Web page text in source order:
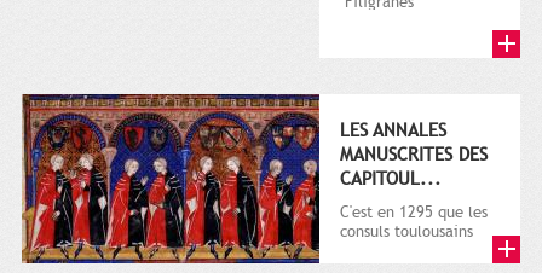
LES ANNALES
MANUSCRITES DES
CAPITOUL...
C'est en 1295 que les
consuls toulousains